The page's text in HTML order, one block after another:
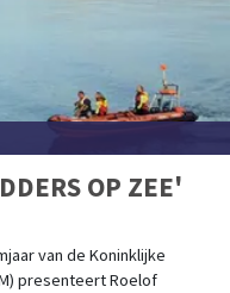
OP ZEE'
van de Koninklijke
presenteert Roelof